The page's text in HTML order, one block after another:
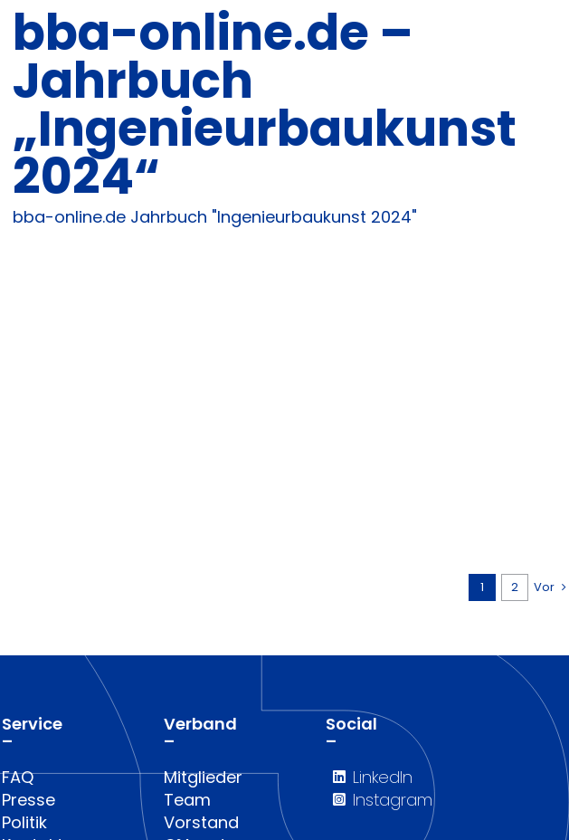
bba-online.de –
Jahrbuch
„Ingenieurbaukunst
2024“
bba-online.de Jahrbuch "Ingenieurbaukunst 2024"
1 2 Vor
Service
–
FAQ
Presse
Politik
Verband
–
Mitglieder
Team
Vorstand
Social
–
LinkedIn
Instagram